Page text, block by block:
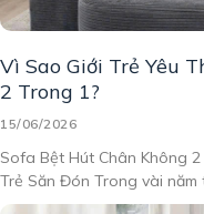
Vì Sao Giới Trẻ Yêu
2 Trong 1?
15/06/2026
Sofa Bệt Hút Chân Không
Trẻ Săn Đón Trong vài năm